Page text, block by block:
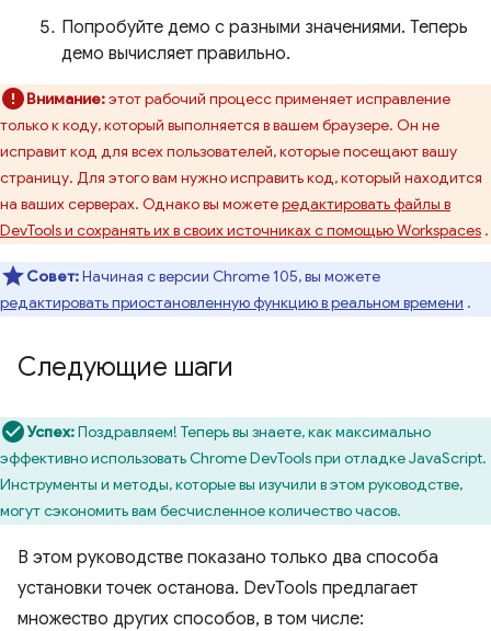
Попробуйте демо с разными значениями. Теперь
демо вычисляет правильно.
Внимание:этот рабочий процесс применяет исправление
только к коду, который выполняется в вашем браузере. Он не
исправит код для всех пользователей, которые посещают вашу
страницу. Для этого вам нужно исправить код, который находится
на ваших серверах. Однако вы можетередактировать файлы в
DevTools и сохранять их в своих источниках с помощью Workspaces .
Совет:Начиная с версии Chrome 105, вы можете
редактировать приостановленную функцию в реальном времени .
Следующие шаги
Успех:Поздравляем! Теперь вы знаете, как максимально
эффективно использовать Chrome DevTools при отладке JavaScript.
Инструменты и методы, которые вы изучили в этом руководстве,
могут сэкономить вам бесчисленное количество часов.
В этом руководстве показано только два способа
установки точек останова. DevTools предлагает
множество других способов, в том числе: